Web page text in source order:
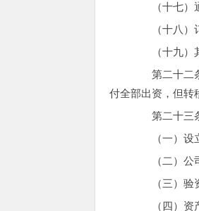
（十七）通
（十八）订
（十九）其
第二十二条
付全部出资，但转
第二十三条
（一）设立
（二）公司
（三）验资
（四）资产